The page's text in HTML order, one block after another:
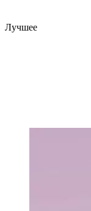
Лучшее